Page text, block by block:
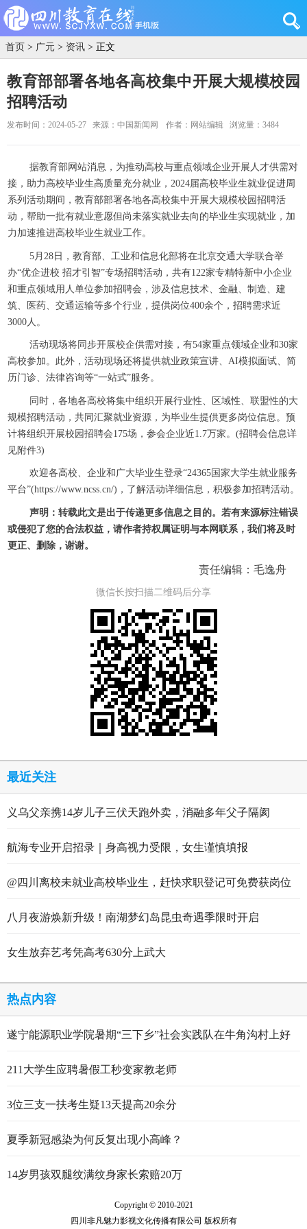
首页 > 广元 > 资讯 > 正文
教育部部署各地各高校集中开展大规模校园
招聘活动
发布时间：2024-05-27 来源：中国新闻网 作者：网站编辑 浏览量：3484
据教育部网站消息，为推动高校与重点领域企业开展人才供需对
接，助力高校毕业生高质量充分就业，2024届高校毕业生就业促进周
系列活动期间，教育部部署各地各高校集中开展大规模校园招聘活
动，帮助一批有就业意愿但尚未落实就业去向的毕业生实现就业，加
力加速推进高校毕业生就业工作。
5月28日，教育部、工业和信息化部将在北京交通大学联合举
办“优企进校 招才引智”专场招聘活动，共有122家专精特新中小企业
和重点领域用人单位参加招聘会，涉及信息技术、金融、制造、建
筑、医药、交通运输等多个行业，提供岗位400余个，招聘需求近
3000人。
活动现场将同步开展校企供需对接，有54家重点领域企业和30家
高校参加。此外，活动现场还将提供就业政策宣讲、AI模拟面试、简
历门诊、法律咨询等“一站式”服务。
同时，各地各高校将集中组织开展行业性、区域性、联盟性的大
规模招聘活动，共同汇聚就业资源，为毕业生提供更多岗位信息。预
计将组织开展校园招聘会175场，参会企业近1.7万家。(招聘会信息详
见附件3)
欢迎各高校、企业和广大毕业生登录“24365国家大学生就业服务
平台”(https://www.ncss.cn/)，了解活动详细信息，积极参加招聘活动。
声明：转载此文是出于传递更多信息之目的。若有来源标注错误
或侵犯了您的合法权益，请作者持权属证明与本网联系，我们将及时
更正、删除，谢谢。
责任编辑：毛逸舟
微信长按扫描二维码后分享
最近关注
义乌父亲携14岁儿子三伏天跑外卖，消融多年父子隔阂
航海专业开启招录｜身高视力受限，女生谨慎填报
@四川离校未就业高校毕业生，赶快求职登记可免费获岗位
八月夜游焕新升级！南湖梦幻岛昆虫奇遇季限时开启
女生放弃艺考凭高考630分上武大
热点内容
遂宁能源职业学院暑期“三下乡”社会实践队在牛角沟村上好
211大学生应聘暑假工秒变家教老师
3位三支一扶考生疑13天提高20余分
夏季新冠感染为何反复出现小高峰？
14岁男孩双腿纹满纹身家长索赔20万
Copyright © 2010-2021
四川非凡魅力影视文化传播有限公司 版权所有